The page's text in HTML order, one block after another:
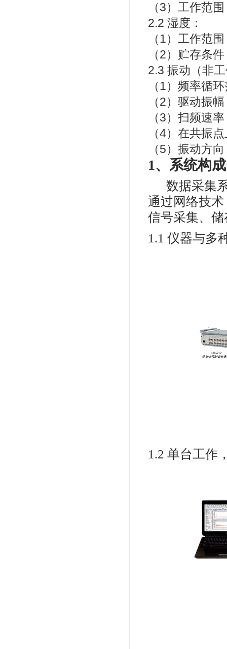
（3）工作范
2.2 湿度：
（1）工作范
（2）贮存条
2.3 振动（非
（1）频率循
（2）驱动振
（3）扫频速
（4）在共振
（5）振动方
1、系统构成
数据采集
通过网络技
信号采集、
1.1 仪器与多
1.2 单台工作